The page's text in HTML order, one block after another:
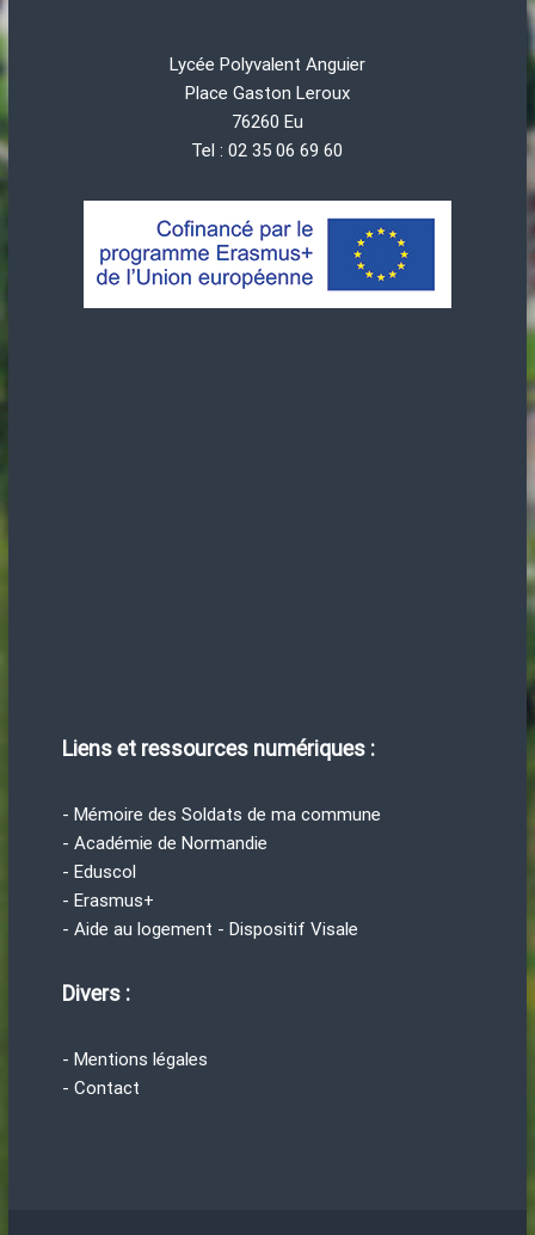
Lycée Polyvalent Anguier
Place Gaston Leroux
76260 Eu
Tel : 02 35 06 69 60
Liens et ressources numériques :
- Mémoire des Soldats de ma commune
- Académie de Normandie
- Eduscol
- Erasmus+
- Aide au logement - Dispositif Visale
Divers :
- Mentions légales
- Contact